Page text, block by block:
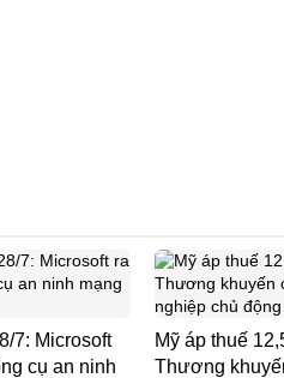
7: Microsoft
cụ an ninh
Mỹ áp thuế
Thương